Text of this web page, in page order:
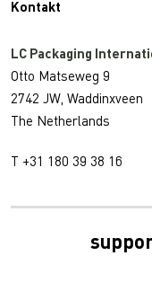
Kontakt
LC Packaging
Otto Matseweg 9
2742 JW, Waddinxveen
The Netherlands
T +31 180 39 38 16